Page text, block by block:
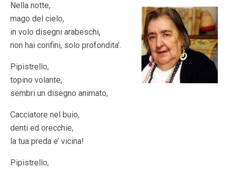
Nella notte,
mago del cielo,
in volo disegni arabeschi,
non hai confini, solo profondita’.
Pipistrello,
topino volante,
sembri un disegno animato,
Cacciatore nel buio,
denti ed orecchie,
la tua preda e’ vicina!
Pipistrello,